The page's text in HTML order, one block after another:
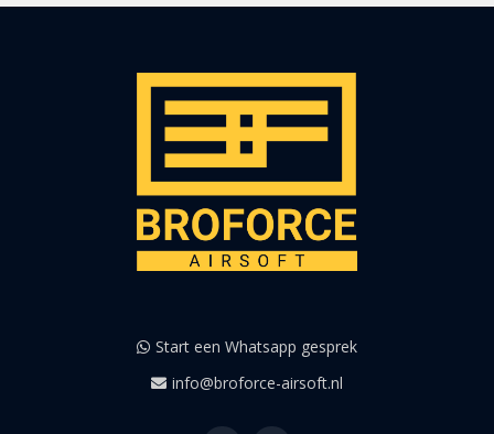
Start een Whatsapp gesprek
info@broforce-airsoft.nl